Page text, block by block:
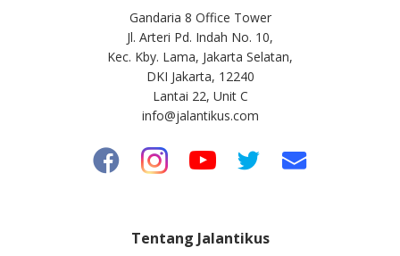
Gandaria 8 Office Tower
Jl. Arteri Pd. Indah No. 10,
Kec. Kby. Lama, Jakarta Selatan,
DKI Jakarta, 12240
Lantai 22, Unit C
info@jalantikus.com
Tentang Jalantikus